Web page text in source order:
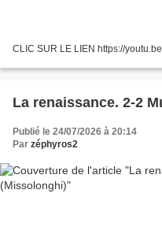
CLIC SUR LE LIEN https://
La renaissance. 2-2
Publié le 24/07/2026 à 20:14
Par zéphyros2